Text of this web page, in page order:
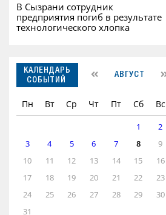
В Сызрани сотрудник
предприятия погиб в результате
технологического хлопка
КАЛЕНДАРЬ
СОБЫТИЙ
АВГУСТ
Пн Вт Ср Чт Пт Сб Вс
1
2
3
4 5 6 7 8
9
10
11 12 13 14 15
16
17
18 19 20 21 22
23
24
25 26 27 28 29
30
31